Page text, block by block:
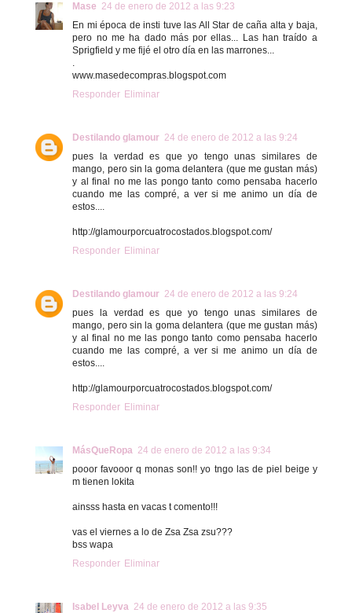
Mase 24 de enero de 2012 a las 9:23
En mi época de insti tuve las All Star de caña alta y baja,
pero no me ha dado más por ellas... Las han traído a
Sprigfield y me fijé el otro día en las marrones...
www.masedecompras.blogspot.com
Responder Eliminar
Destilando glamour 24 de enero de 2012 a las 9:24
pues la verdad es que yo tengo unas similares de
mango, pero sin la goma delantera (que me gustan más)
y al final no me las pongo tanto como pensaba hacerlo
cuando me las compré, a ver si me animo un día de
estos....
http://glamourporcuatrocostados.blogspot.com/
Responder Eliminar
Destilando glamour 24 de enero de 2012 a las 9:24
pues la verdad es que yo tengo unas similares de
mango, pero sin la goma delantera (que me gustan más)
y al final no me las pongo tanto como pensaba hacerlo
cuando me las compré, a ver si me animo un día de
estos....
http://glamourporcuatrocostados.blogspot.com/
Responder Eliminar
MásQueRopa 24 de enero de 2012 a las 9:34
pooor favooor q monas son!! yo tngo las de piel beige y
m tienen lokita
ainsss hasta en vacas t comento!!!
vas el viernes a lo de Zsa Zsa zsu???
bss wapa
Responder Eliminar
Isabel Leyva 24 de enero de 2012 a las 9:35